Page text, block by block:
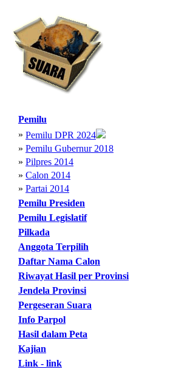
Pemilu
» Pemilu DPR 2024
» Pemilu Gubernur 2018
» Pilpres 2014
» Calon 2014
» Partai 2014
Pemilu Presiden
Pemilu Legislatif
Pilkada
Anggota Terpilih
Daftar Nama Calon
Riwayat Hasil per Provinsi
Jendela Provinsi
Pergeseran Suara
Info Parpol
Hasil dalam Peta
Kajian
Link - link